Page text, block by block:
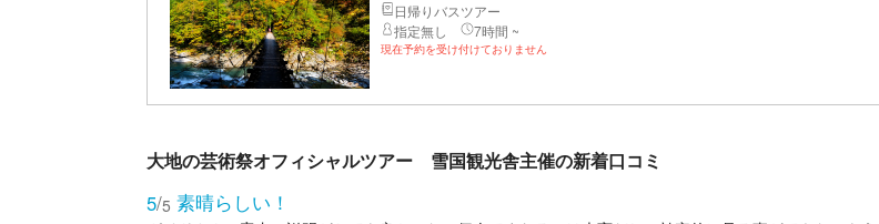
日帰りバスツアー
指定無し
7時間 ~
現在予約を受け付けておりません
大地の芸術祭オフィシャルツアー 雪国観光舎主催の新着口コミ
5/5 素晴らしい！